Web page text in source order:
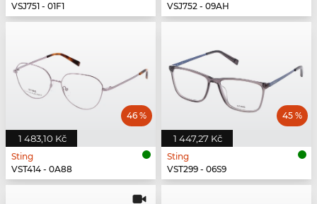
VSJ751 - 01F1
VSJ752 - 09AH
1 483,10 Kč
46 %
Sting
VST414 - 0A88
1 447,27 Kč
45 %
Sting
VST299 - 06S9